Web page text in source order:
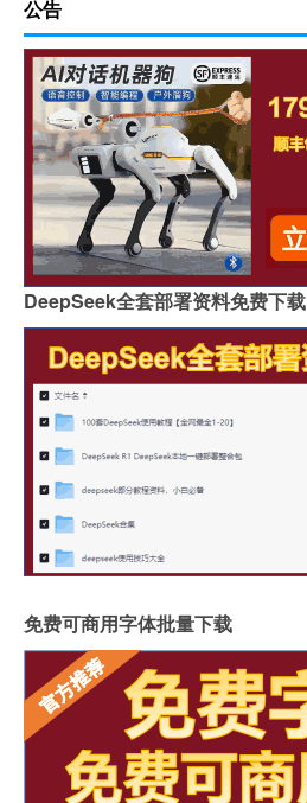
公告
DeepSeek全套部署资料免费下载
免费可商用字体批量下载